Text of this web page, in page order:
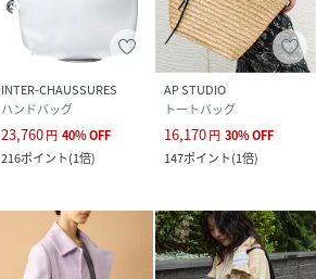
FREE
表記なし
RQ5091_0326110034
0326110034-021-101 RQ5091
INTER-CHAUSSURES
ハンドバッグ
23,760円 40%OFF
216ポイント(1倍)
AP STUDIO
トートバッグ
16,170円 30%OFF
147ポイント(1倍)